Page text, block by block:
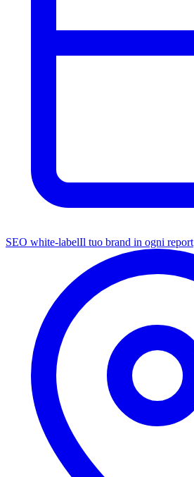
SEO white-labelIl tuo brand in ogni report